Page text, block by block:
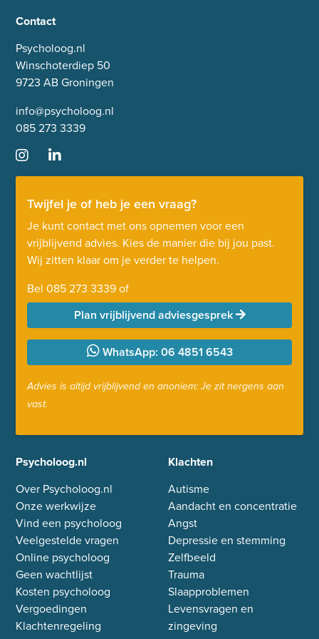
Contact
Psycholoog.nl
Winschoterdiep 50
9723 AB Groningen
info@psycholoog.nl
085 273 3339
Twijfel je of heb je een vraag?
Je kunt contact met ons opnemen voor een
vrijblijvend advies. Kies de manier die bij jou past.
Wij zitten klaar om je verder te helpen.
Bel 085 273 3339of
Plan vrijblijvend adviesgesprek
WhatsApp: 06 4851 6543
Advies is altijd vrijblijvend en anoniem: Je zit nergens aan
vast.
Psycholoog.nl
Over Psycholoog.nl
Onze werkwijze
Vind een psycholoog
Veelgestelde vragen
Online psycholoog
Geen wachtlijst
Kosten psycholoog
Vergoedingen
Klachtenregeling
Klachten
Autisme
Aandacht en concentratie
Angst
Depressie en stemming
Zelfbeeld
Trauma
Slaapproblemen
Levensvragen en
zingeving